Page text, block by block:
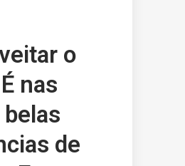
o
nas
de